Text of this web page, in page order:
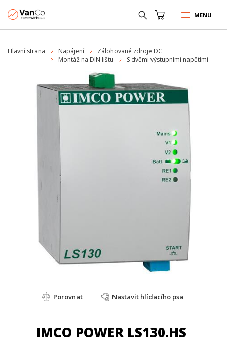
MENU
Hlavní strana Napájení
Zálohované zdroje DC
Montáž na DIN lištu
S dvěmi výstupními napětími
Porovnat Nastavit hlídacího psa
IMCO POWER LS130.HS